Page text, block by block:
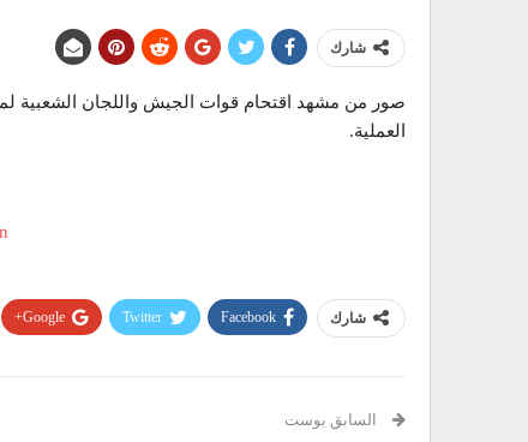
شارك
صور من مشهد اقتحام قوات الجيش واللجان الشعبية
العملية.
شارك Facebook
Twitter
Google+
السابق بوست